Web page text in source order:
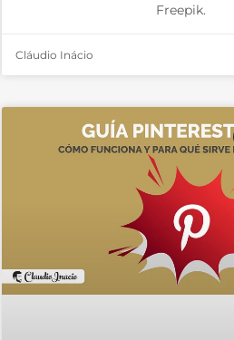
Freepik.
Cláudio Inácio